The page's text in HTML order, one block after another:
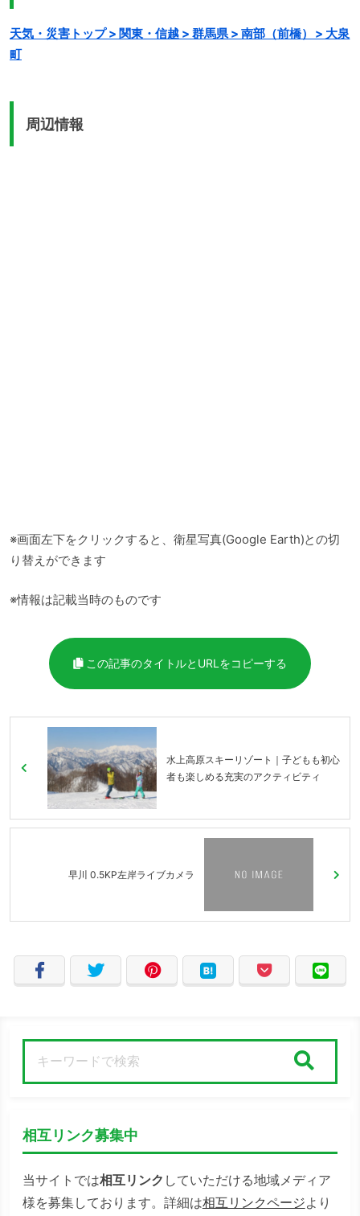
天気・災害トップ > 関東・信越 > 群馬県 > 南部（前橋） > 大泉
町
周辺情報
※画面左下をクリックすると、衛星写真(Google Earth)との切
り替えができます
※情報は記載当時のものです
この記事のタイトルとURLをコピーする
水上高原スキーリゾート｜子どもも初心
者も楽しめる充実のアクティビティ
早川 0.5KP左岸ライブカメラ
相互リンク募集中
当サイトでは相互リンク していただける地域メディア
様を募集しております。詳細は相互リンクページより